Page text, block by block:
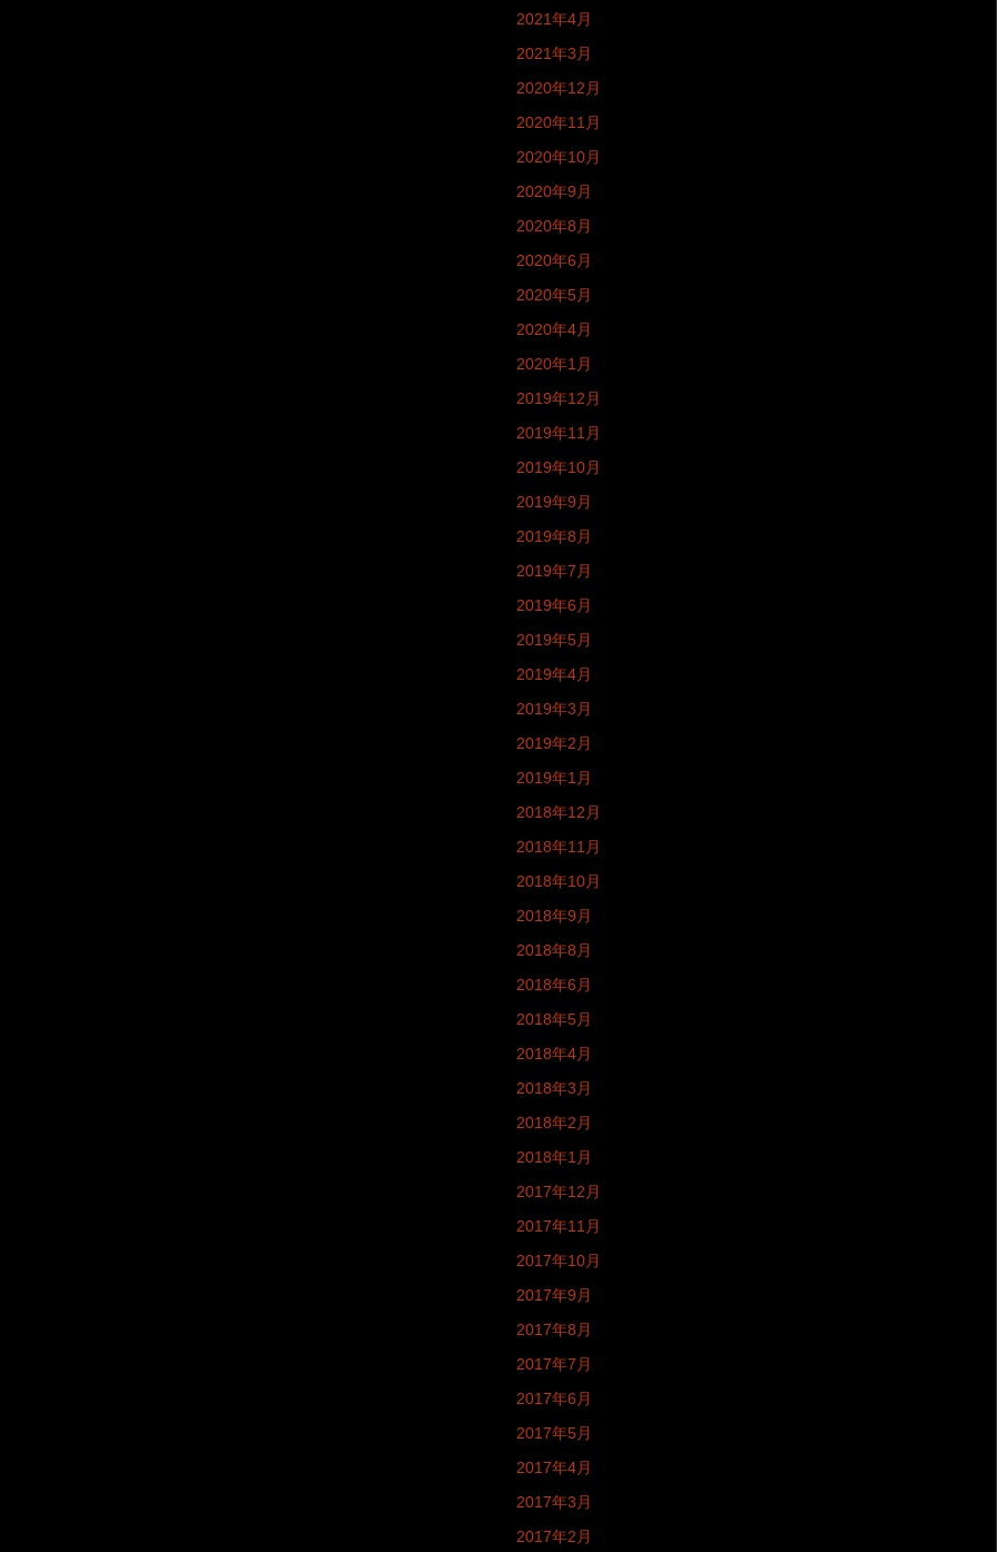
2021年4月
2021年3月
2020年12月
2020年11月
2020年10月
2020年9月
2020年8月
2020年6月
2020年5月
2020年4月
2020年1月
2019年12月
2019年11月
2019年10月
2019年9月
2019年8月
2019年7月
2019年6月
2019年5月
2019年4月
2019年3月
2019年2月
2019年1月
2018年12月
2018年11月
2018年10月
2018年9月
2018年8月
2018年6月
2018年5月
2018年4月
2018年3月
2018年2月
2018年1月
2017年12月
2017年11月
2017年10月
2017年9月
2017年8月
2017年7月
2017年6月
2017年5月
2017年4月
2017年3月
2017年2月